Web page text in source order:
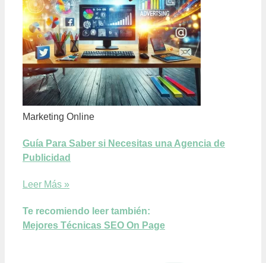
Marketing Online
Guía Para Saber si Necesitas una Agencia de
Publicidad
Leer Más »
Te recomiendo leer también:
Mejores Técnicas SEO On Page